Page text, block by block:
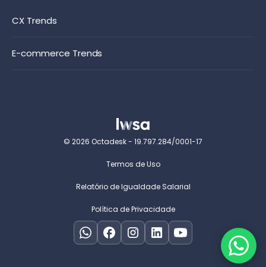
CX Trends
E-commerce Trends
© 2026 Octadesk - 19.797.284/0001-17
Termos de Uso
Relatório de Igualdade Salarial
Política de Privacidade